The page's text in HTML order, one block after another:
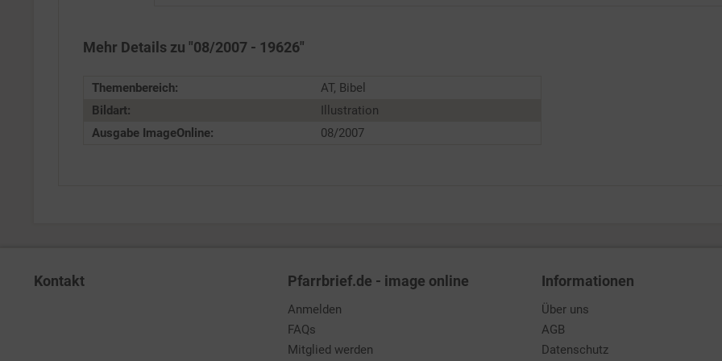
Mehr Details zu "08/2007 - 19626"
Themenbereich:
AT, Bibel
Bildart:
Illustration
Ausgabe ImageOnline:
08/2007
Kontakt Pfarrbrief.de - image online
Anmelden
FAQs
Mitglied werden
Informationen
Über uns
AGB
Datenschutz
Service